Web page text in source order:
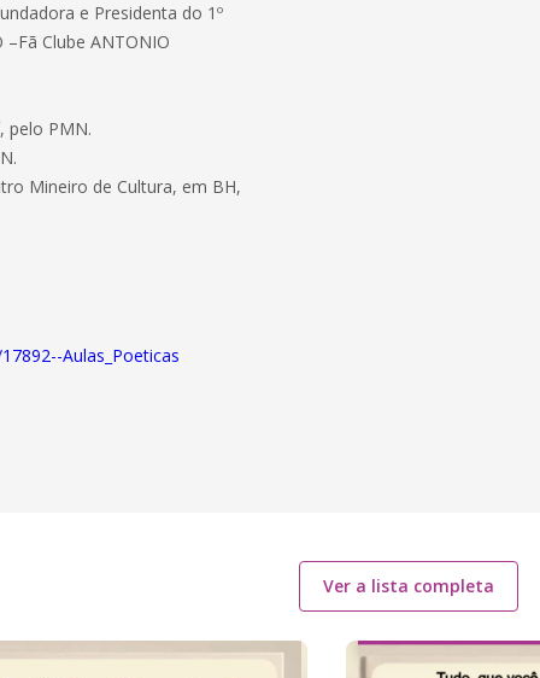
e Presidenta do 1º
Clube ANTONIO
pelo PMN.
Mineiro de Cultura, em BH,
Aulas_Poeticas
Ver a lista completa